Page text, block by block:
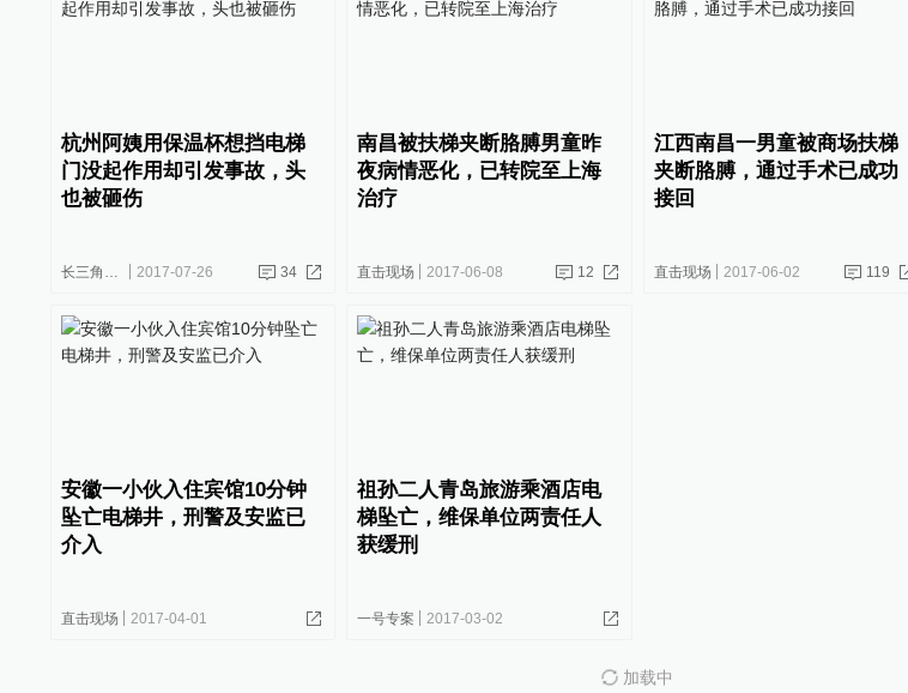
杭州阿姨用保温杯想挡电梯
门没起作用却引发事故，头
也被砸伤
长三角政商 2017-07-26 34
南昌被扶梯夹断胳膊男童昨
夜病情恶化，已转院至上海
治疗
直击现场 2017-06-08 12
江西南昌一男童被商场扶梯
夹断胳膊，通过手术已成功
接回
直击现场 2017-06-02 119
安徽一小伙入住宾馆10分钟
坠亡电梯井，刑警及安监已
介入
直击现场 2017-04-01
祖孙二人青岛旅游乘酒店电
梯坠亡，维保单位两责任人
获缓刑
一号专案 2017-03-02
加载中